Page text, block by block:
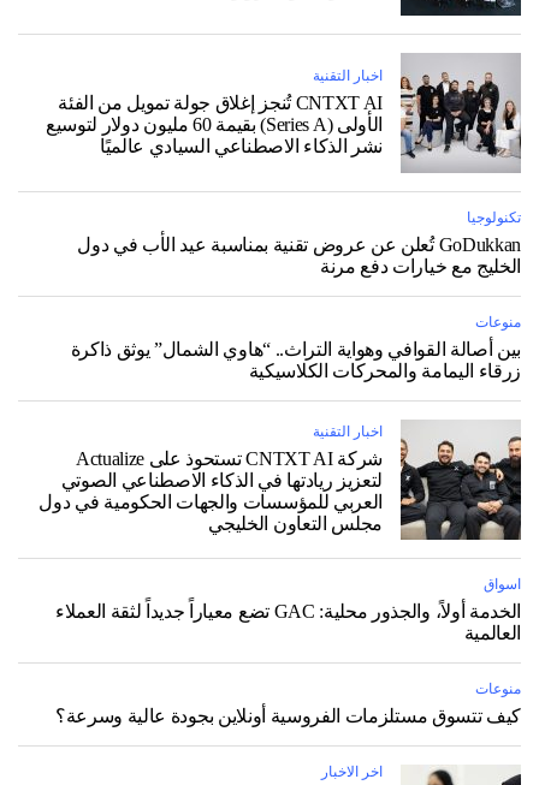
اخبار التقنية
CNTXT AI تُنجز إغلاق جولة تمويل من الفئة
الأولى (Series A) بقيمة 60 مليون دولار لتوسيع
نشر الذكاء الاصطناعي السيادي عالميًا
تكنولوجيا
GoDukkan تُعلن عن عروض تقنية بمناسبة عيد الأب في دول
الخليج مع خيارات دفع مرنة
منوعات
بين أصالة القوافي وهواية التراث.. “هاوي الشمال” يوثق ذاكرة
زرقاء اليمامة والمحركات الكلاسيكية
اخبار التقنية
شركة CNTXT AI تستحوذ على Actualize
لتعزيز ريادتها في الذكاء الاصطناعي الصوتي
العربي للمؤسسات والجهات الحكومية في دول
مجلس التعاون الخليجي
اسواق
الخدمة أولاً، والجذور محلية: GAC تضع معياراً جديداً لثقة العملاء
العالمية
منوعات
كيف تتسوق مستلزمات الفروسية أونلاين بجودة عالية وسرعة؟
اخر الاخبار